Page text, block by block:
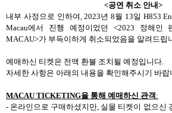
<공연 취소 안내>
내부 사정으로 인하여, 2023년8월 13일 H853
Macau에서 진행 예정이었던 <2023 정해인
MACAU>가 부득이하게 취소되었음을 알려드립
예매하신 티켓은 전액 환불 조치될 예정입니다.
자세한 사항은 아래의 내용을 확인해주시기 바랍
MACAU TICKETING을 통해 예매하신 관객 :
- 온라인으로 구매하셨지만, 실물 티켓이 없으신